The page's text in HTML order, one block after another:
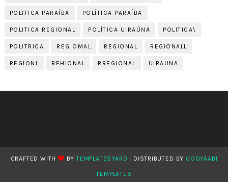
POLITICA PARAÍBA POLÍTICA PARAÍBA
POLITICA REGIONAL POLÍTICA UIRAÚNA POLITICA\
POLITRICA REGIOMAL REGIONAL REGIONALL
REGIONL REHIONAL RREGIONAL UIRAUNA
CRAFTED WITH BYTEMPLATESYARD | DISTRIBUTED BY GOOYAABI
TEMPLATES